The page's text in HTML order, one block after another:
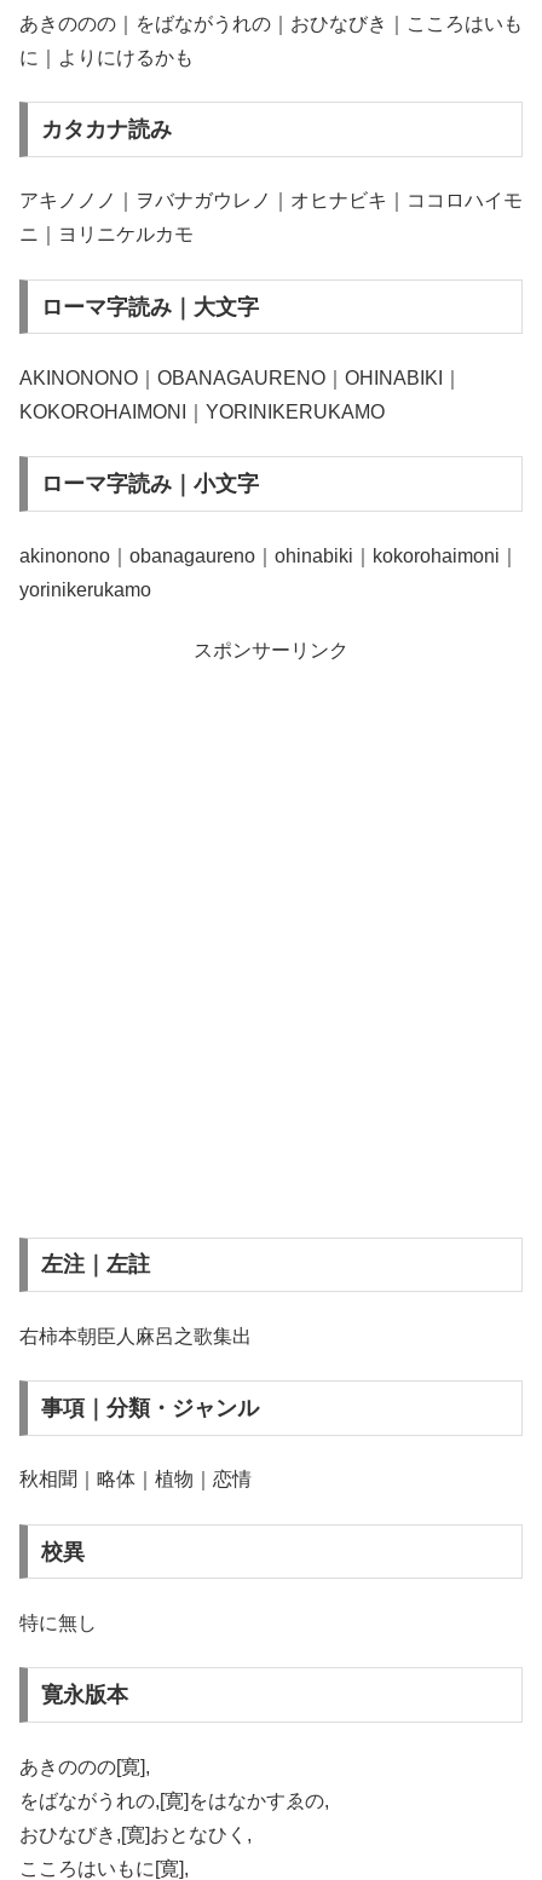
あきののの｜をばながうれの｜おひなびき｜こころはいも
に｜よりにけるかも
カタカナ読み
アキノノノ｜ヲバナガウレノ｜オヒナビキ｜ココロハイモ
ニ｜ヨリニケルカモ
ローマ字読み｜大文字
AKINONONO｜OBANAGAURENO｜OHINABIKI｜
KOKOROHAIMONI｜YORINIKERUKAMO
ローマ字読み｜小文字
akinonono｜obanagaureno｜ohinabiki｜kokorohaimoni｜
yorinikerukamo
スポンサーリンク
左注｜左註
右柿本朝臣人麻呂之歌集出
事項｜分類・ジャンル
秋相聞｜略体｜植物｜恋情
校異
特に無し
寛永版本
あきののの[寛],
をばながうれの,[寛]をはなかすゑの,
おひなびき,[寛]おとなひく,
こころはいもに[寛],